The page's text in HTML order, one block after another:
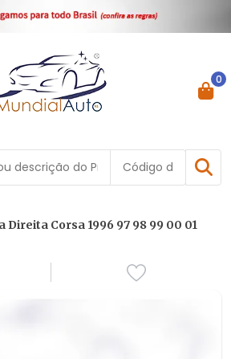
0
Corsa 1996 97 98 99 00 01